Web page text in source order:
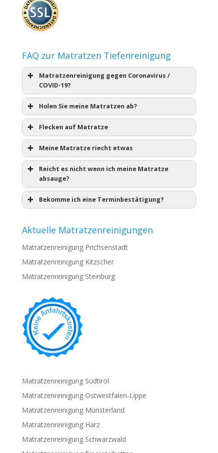
FAQ zur Matratzen Tiefenreinigung
Matratzenreinigung gegen Coronavirus /
COVID-19?
Holen Sie meine Matratzen ab?
Flecken auf Matratze
Meine Matratze riecht etwas
Reicht es nicht wenn ich meine Matratze
absauge?
Bekomme ich eine Terminbestätigung?
Aktuelle Matratzenreinigungen
Matratzenreinigung Prichsenstadt
Matratzenreinigung Kitzscher
Matratzenreinigung Steinburg
Matratzenreinigung Südtirol
Matratzenreinigung Ostwestfalen-Lippe
Matratzenreinigung Münsterland
Matratzenreinigung Harz
Matratzenreinigung Schwarzwald